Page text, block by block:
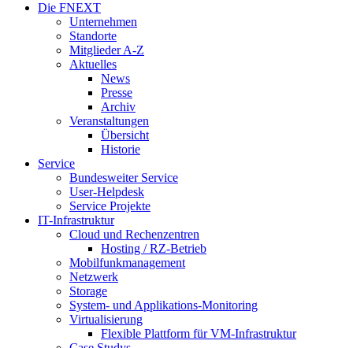
Die FNEXT
Unternehmen
Standorte
Mitglieder A-Z
Aktuelles
News
Presse
Archiv
Veranstaltungen
Übersicht
Historie
Service
Bundesweiter Service
User-Helpdesk
Service Projekte
IT-Infrastruktur
Cloud und Rechenzentren
Hosting / RZ-Betrieb
Mobilfunkmanagement
Netzwerk
Storage
System- und Applikations-Monitoring
Virtualisierung
Flexible Plattform für VM-Infrastruktur